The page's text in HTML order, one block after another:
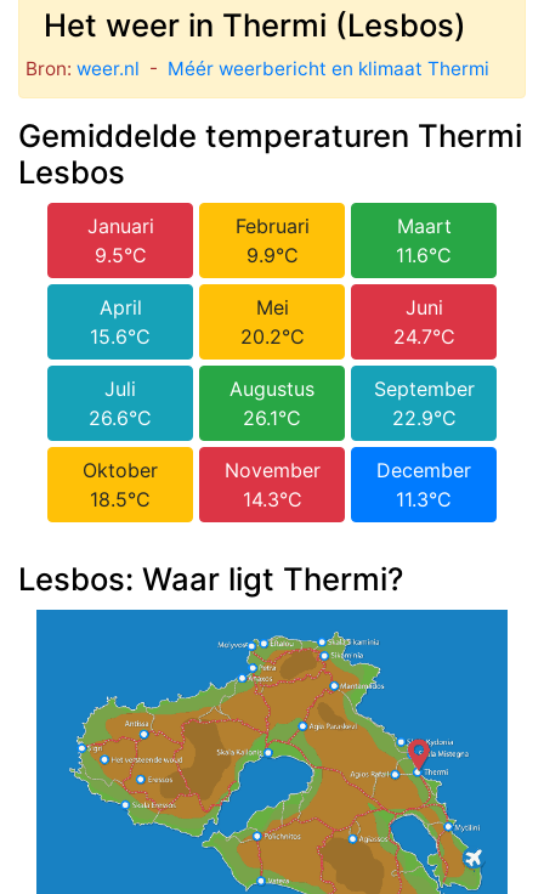
Het weer in Thermi (Lesbos)
Bron: weer.nl - Méér weerbericht en klimaat Thermi
Gemiddelde temperaturen Thermi
Lesbos
Januari
9.5°C
Februari
9.9°C
Maart
11.6°C
April
15.6°C
Mei
20.2°C
Juni
24.7°C
Juli
26.6°C
Augustus
26.1°C
September
22.9°C
Oktober
18.5°C
November
14.3°C
December
11.3°C
Lesbos: Waar ligt Thermi?